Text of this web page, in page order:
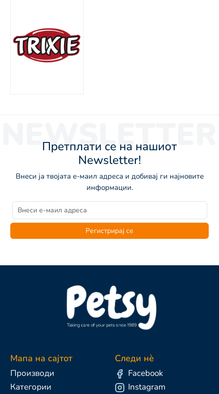
NEWSLETTER
Претплати се на нашиот
Newsletter!
Внеси ја твојата е-маил адреса и добивај ги најновите
информации.
Регистрирај се
Мапа на сајтот
Производи
Категории
Следи нè
Facebook
Instagram